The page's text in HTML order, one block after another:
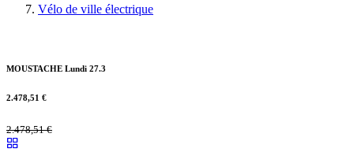
Vélo de ville électrique
MOUSTACHE Lundi 27.3
2.478,51 €
2.478,51€